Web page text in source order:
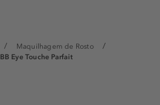
Maquilhagem de Rosto
BB Eye Touche Parfait